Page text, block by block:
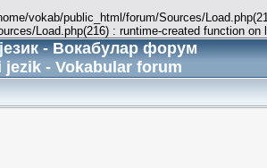
vokab/public_html/forum/Sources/
Load.php(216) : runtime-created function on
- Вокабулар форум
jezik - Vokabular forum